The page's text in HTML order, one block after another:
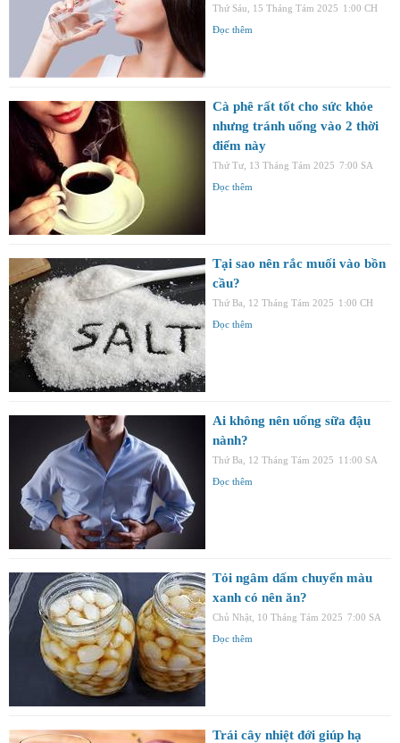
Thứ Sáu, 15 Tháng Tám 2025 1:00 CH
Đọc thêm
Cà phê rất tốt cho sức khỏe
nhưng tránh uống vào 2 thời
điểm này
Thứ Tư, 13 Tháng Tám 2025 7:00 SA
Đọc thêm
Tại sao nên rắc muối vào bồn
cầu?
Thứ Ba, 12 Tháng Tám 2025 1:00 CH
Đọc thêm
Ai không nên uống sữa đậu
nành?
Thứ Ba, 12 Tháng Tám 2025 11:00 SA
Đọc thêm
Tỏi ngâm dấm chuyển màu
xanh có nên ăn?
Chủ Nhật, 10 Tháng Tám 2025 7:00 SA
Đọc thêm
Trái cây nhiệt đới giúp hạ